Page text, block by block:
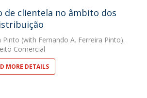
de clientela no âmbito dos
Pinto (with Fernando A. Ferreira Pinto).
Comercial
MORE DETAILS